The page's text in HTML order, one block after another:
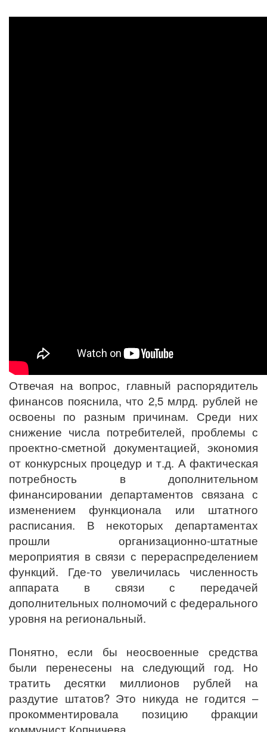
Отвечая на вопрос, главный распорядитель
финансов пояснила, что 2,5 млрд. рублей не
освоены по разным причинам. Среди них
снижение числа потребителей, проблемы с
проектно-сметной документацией, экономия
от конкурсных процедур и т.д. А фактическая
потребность в дополнительном
финансировании департаментов связана с
изменением функционала или штатного
расписания. В некоторых департаментах
прошли организационно-штатные
мероприятия в связи с перераспределением
функций. Где-то увеличилась численность
аппарата в связи с передачей
дополнительных полномочий с федерального
уровня на региональный.
Понятно, если бы неосвоенные средства
были перенесены на следующий год. Но
тратить десятки миллионов рублей на
раздутие штатов? Это никуда не годится –
прокомментировала позицию фракции